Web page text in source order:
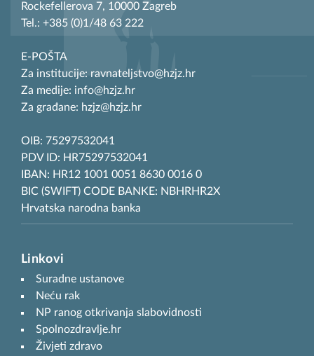
Rockefellerova 7, 10000 Zagreb
Tel.: +385 (0)1/48 63 222
E-POŠTA
Za institucije: ravnateljstvo@hzjz.hr
Za medije: info@hzjz.hr
Za građane: hzjz@hzjz.hr
OIB: 75297532041
PDV ID: HR75297532041
IBAN: HR12 1001 0051 8630 0016 0
BIC (SWIFT) CODE BANKE: NBHRHR2X
Hrvatska narodna banka
Linkovi
Suradne ustanove
Neću rak
NP ranog otkrivanja slabovidnosti
Spolnozdravlje.hr
Živjeti zdravo